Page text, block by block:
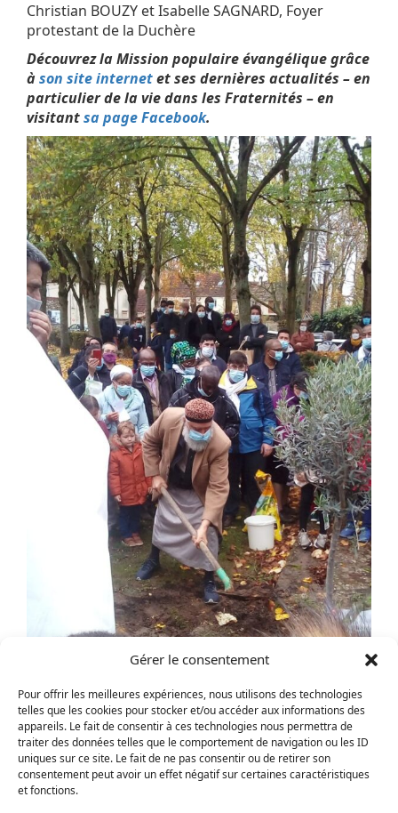
Gérer le consentement
Pour offrir les meilleures expériences, nous utilisons des technologies
telles que les cookies pour stocker et/ou accéder aux informations des
appareils. Le fait de consentir à ces technologies nous permettra de
traiter des données telles que le comportement de navigation ou les ID
uniques sur ce site. Le fait de ne pas consentir ou de retirer son
consentement peut avoir un effet négatif sur certaines caractéristiques
et fonctions.
Christian BOUZY et Isabelle SAGNARD, Foyer
protestant de la Duchère
Découvrez la Mission populaire évangélique grâce
àson site internetet ses dernières actualités – en
particulier de la vie dans les Fraternités – en
visitantsa page Facebook.
Dimanche 1 novembre, en signe de paix, un olivier
planté devant l’église catholique de Trappes (78) par des
musulmans, juifs, catholiques, orthodoxes et protestants,